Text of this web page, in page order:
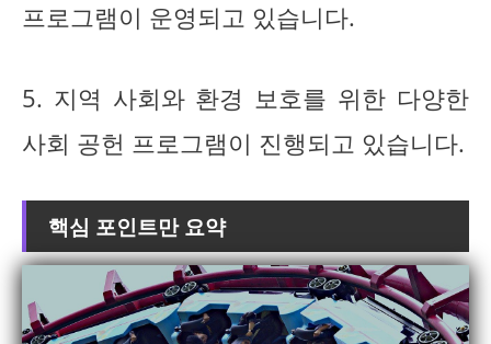
프로그램이 운영되고 있습니다.
5. 지역 사회와 환경 보호를 위한 다양한
사회 공헌 프로그램이 진행되고 있습니다.
핵심 포인트만 요약